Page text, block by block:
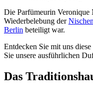
Die Parfümeurin Veronique
Wiederbelebung der
Berlin beteiligt war.
Entdecken Sie mit uns
Sie unsere ausführlichen
Das